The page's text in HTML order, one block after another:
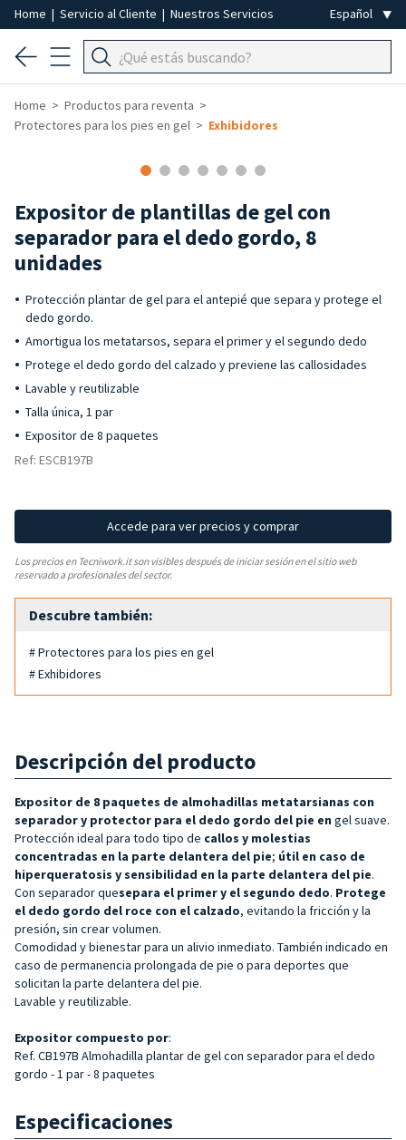
Home | Servicio al Cliente | Nuestros Servicios
Home
Productos para reventa
Protectores para los pies en gel
Exhibidores
Expositor de plantillas de gel con
separador para el dedo gordo, 8
unidades
Protección plantar de gel para el antepié que separa y protege el
dedo gordo.
Amortigua los metatarsos, separa el primer y el segundo dedo
Protege el dedo gordo del calzado y previene las callosidades
Lavable y reutilizable
Talla única, 1 par
Expositor de 8 paquetes
Ref: ESCB197B
Accede para ver precios y comprar
Los precios en Tecniwork.it son visibles después de iniciar sesión en el sitio web
reservado a profesionales del sector.
Descubre también:
# Protectores para los pies en gel
# Exhibidores
Descripción del producto
Expositor de 8 paquetes de almohadillas metatarsianas con
separador y protector para el dedo gordo del pie en gel suave.
Protección ideal para todo tipo de callos y molestias
concentradas en la parte delantera del pie; útil en caso de
hiperqueratosis y sensibilidad en la parte delantera del pie.
Con separador quesepara el primer y el segundo dedo. Protege
el dedo gordo del roce con el calzado, evitando la fricción y la
presión, sin crear volumen.
Comodidad y bienestar para un alivio inmediato. También indicado en
caso de permanencia prolongada de pie o para deportes que
solicitan la parte delantera del pie.
Lavable y reutilizable.
Expositor compuesto por:
Ref. CB197B Almohadilla plantar de gel con separador para el dedo
gordo - 1 par - 8 paquetes
Especificaciones